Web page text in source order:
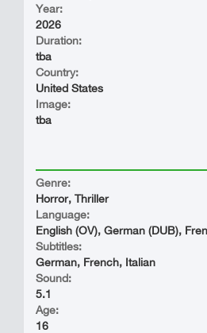
Year:
2026
Duration:
tba
Country:
United States
Image:
tba
Genre:
Horror, Thriller
Language:
English (OV), German (DUB),
Subtitles:
German, French, Italian
Sound:
5.1
Age:
16